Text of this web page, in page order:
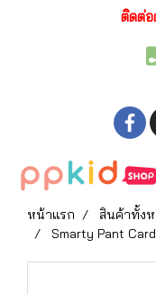
ติดต่
หน้าแรก สินค้าทั้ง
Smarty Pant